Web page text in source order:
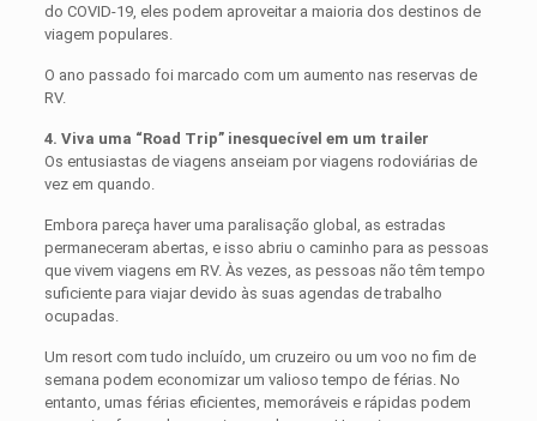
do COVID-19, eles podem aproveitar a maioria dos destinos de
viagem populares.
O ano passado foi marcado com um aumento nas reservas de
RV.
4. Viva uma “Road Trip” inesquecível em um trailer
Os entusiastas de viagens anseiam por viagens rodoviárias de
vez em quando.
Embora pareça haver uma paralisação global, as estradas
permaneceram abertas, e isso abriu o caminho para as pessoas
que vivem viagens em RV. Às vezes, as pessoas não têm tempo
suficiente para viajar devido às suas agendas de trabalho
ocupadas.
Um resort com tudo incluído, um cruzeiro ou um voo no fim de
semana podem economizar um valioso tempo de férias. No
entanto, umas férias eficientes, memoráveis ​​e rápidas podem